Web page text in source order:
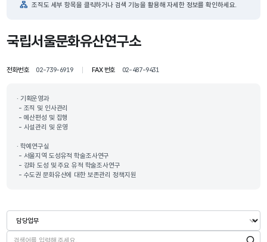
조직도 세부 항목을 클릭하거나 검색 기능을 활용해 자세한 정보를 확인하세요.
국립서울문화유산연구소
전화번호 02-739-6919 FAX 번호 02-487-9431
· 기획운영과
- 조직 및 인사관리
- 예산편성 및 집행
- 시설관리 및 운영
· 학예연구실
- 서울지역 도성유적 학술조사연구
- 강화 도성 및 주요 유적 학술조사연구
- 수도권 문화유산에 대한 보존관리 정책지원